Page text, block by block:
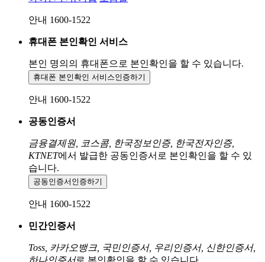
안내 1600-1522
휴대폰 본인확인 서비스
본인 명의의 휴대폰으로 본인확인을 할 수 있습니다.
휴대폰 본인확인 서비스인증하기
안내 1600-1522
공동인증서
금융결제원, 코스콤, 한국정보인증, 한국전자인증,
KTNET에서 발급한 공동인증서로 본인확인을 할 수 있
습니다.
공동인증서 인증하기
안내 1600-1522
민간인증서
Toss, 카카오뱅크, 국민인증서, 우리인증서, 신한인증서,